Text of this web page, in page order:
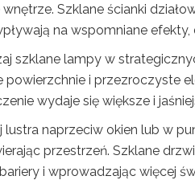
wnętrze. Szklane ścianki
na wspomniane
szklane lampy w
powierzchnie i przezroczyste
wydaje się większe i
lustra naprzeciw okien lub w
przestrzeń. Szklane
i wprowadzając więcej